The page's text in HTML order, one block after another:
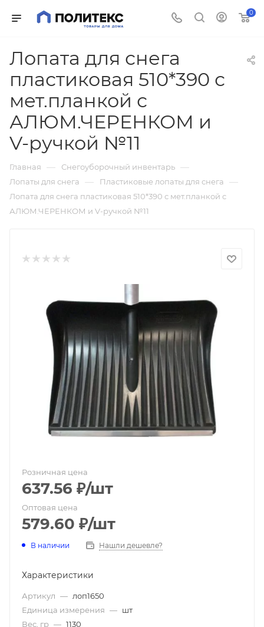
0
Лопата для снега
пластиковая 510*390 с
мет.планкой с
АЛЮМ.ЧЕРЕНКОМ и
V-ручкой №11
Главная — Снегоуборочный инвентарь —
Лопаты для снега — Пластиковые лопаты для снега —
Лопата для снега пластиковая 510*390 с мет.планкой с
АЛЮМ.ЧЕРЕНКОМ и V-ручкой №11
Розничная цена
637.56 ₽/шт
Оптовая цена
579.60 ₽/шт
В наличии Нашли дешевле?
Характеристики
Артикул — лоп1650
Единица измерения — шт
Вес, гр — 1130